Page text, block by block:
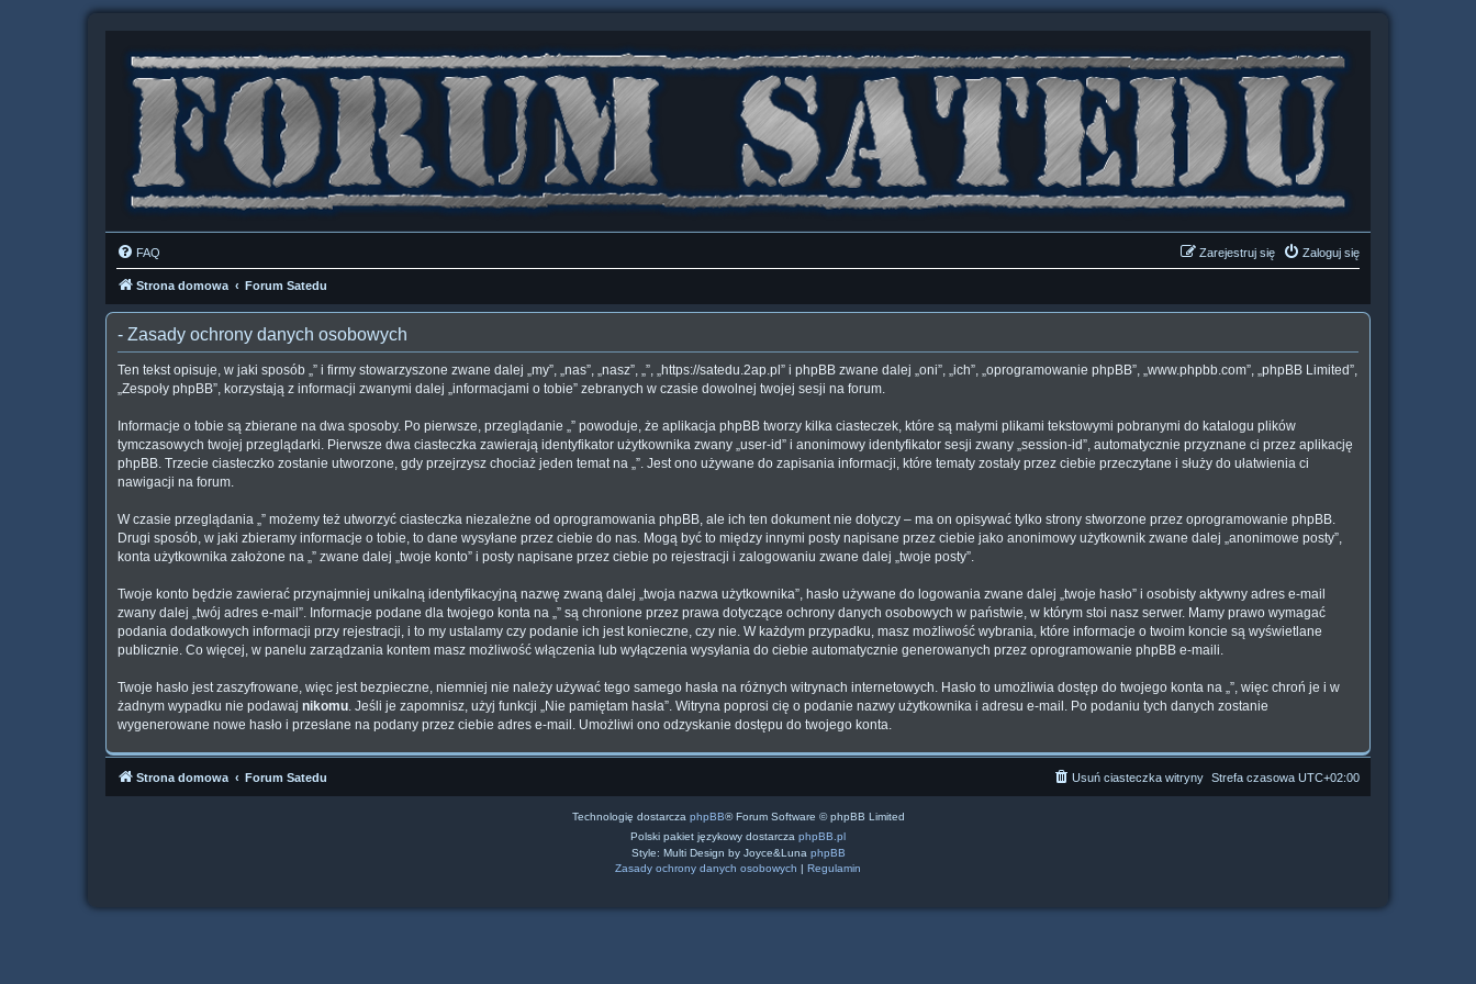
FAQ Zaloguj się
Zarejestruj się
Strona domowa Forum Satedu
- Zasady ochrony danych osobowych
Ten tekst opisuje, w jaki sposób „” i firmy stowarzyszone zwane dalej „my”, „nas”, „nasz”, „”, „https://satedu.2ap.pl” i phpBB zwane dalej „oni”, „ich”, „oprogramowanie phpBB”, „www.phpbb.com”, „phpBB Limited”,
„Zespoły phpBB”, korzystają z informacji zwanymi dalej „informacjami o tobie” zebranych w czasie dowolnej twojej sesji na forum.
Informacje o tobie są zbierane na dwa sposoby. Po pierwsze, przeglądanie „” powoduje, że aplikacja phpBB tworzy kilka ciasteczek, które są małymi plikami tekstowymi pobranymi do katalogu plików
tymczasowych twojej przeglądarki. Pierwsze dwa ciasteczka zawierają identyfikator użytkownika zwany „user-id” i anonimowy identyfikator sesji zwany „session-id”, automatycznie przyznane ci przez aplikację
phpBB. Trzecie ciasteczko zostanie utworzone, gdy przejrzysz chociaż jeden temat na „”. Jest ono używane do zapisania informacji, które tematy zostały przez ciebie przeczytane i służy do ułatwienia ci
nawigacji na forum.
W czasie przeglądania „” możemy też utworzyć ciasteczka niezależne od oprogramowania phpBB, ale ich ten dokument nie dotyczy – ma on opisywać tylko strony stworzone przez oprogramowanie phpBB.
Drugi sposób, w jaki zbieramy informacje o tobie, to dane wysyłane przez ciebie do nas. Mogą być to między innymi posty napisane przez ciebie jako anonimowy użytkownik zwane dalej „anonimowe posty”,
konta użytkownika założone na „” zwane dalej „twoje konto” i posty napisane przez ciebie po rejestracji i zalogowaniu zwane dalej „twoje posty”.
Twoje konto będzie zawierać przynajmniej unikalną identyfikacyjną nazwę zwaną dalej „twoja nazwa użytkownika”, hasło używane do logowania zwane dalej „twoje hasło” i osobisty aktywny adres e-mail
zwany dalej „twój adres e-mail”. Informacje podane dla twojego konta na „” są chronione przez prawa dotyczące ochrony danych osobowych w państwie, w którym stoi nasz serwer. Mamy prawo wymagać
podania dodatkowych informacji przy rejestracji, i to my ustalamy czy podanie ich jest konieczne, czy nie. W każdym przypadku, masz możliwość wybrania, które informacje o twoim koncie są wyświetlane
publicznie. Co więcej, w panelu zarządzania kontem masz możliwość włączenia lub wyłączenia wysyłania do ciebie automatycznie generowanych przez oprogramowanie phpBB e-maili.
Twoje hasło jest zaszyfrowane, więc jest bezpieczne, niemniej nie należy używać tego samego hasła na różnych witrynach internetowych. Hasło to umożliwia dostęp do twojego konta na „”, więc chroń je i w
żadnym wypadku nie podawaj nikomu. Jeśli je zapomnisz, użyj funkcji „Nie pamiętam hasła”. Witryna poprosi cię o podanie nazwy użytkownika i adresu e-mail. Po podaniu tych danych zostanie
wygenerowane nowe hasło i przesłane na podany przez ciebie adres e-mail. Umożliwi ono odzyskanie dostępu do twojego konta.
Strona domowa Forum Satedu Strefa czasowa UTC+02:00
Usuń ciasteczka witryny
Technologię dostarcza phpBB® Forum Software © phpBB Limited
Polski pakiet językowy dostarcza phpBB.pl
Style: Multi Design by Joyce&Luna phpBB
Zasady ochrony danych osobowych | Regulamin